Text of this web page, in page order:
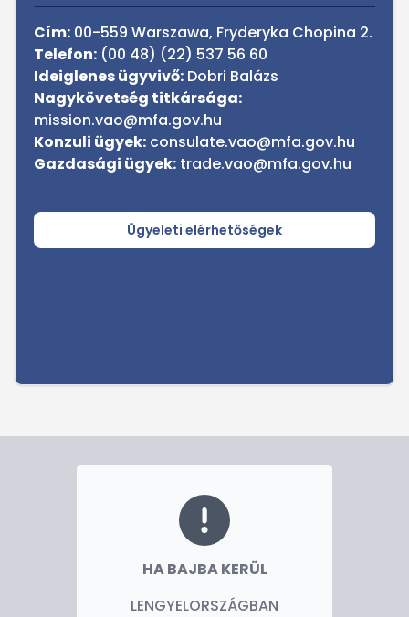
Cím: 00-559 Warszawa, Fryderyka Chopina 2.
Telefon: (00 48) (22) 537 56 60
Ideiglenes ügyvivő: Dobri Balázs
Nagykövetség titkársága:
mission.vao@mfa.gov.hu
Konzuli ügyek: consulate.vao@mfa.gov.hu
Gazdasági ügyek: trade.vao@mfa.gov.hu
Ügyeleti elérhetőségek
HA BAJBA KERÜL
LENGYELORSZÁGBAN